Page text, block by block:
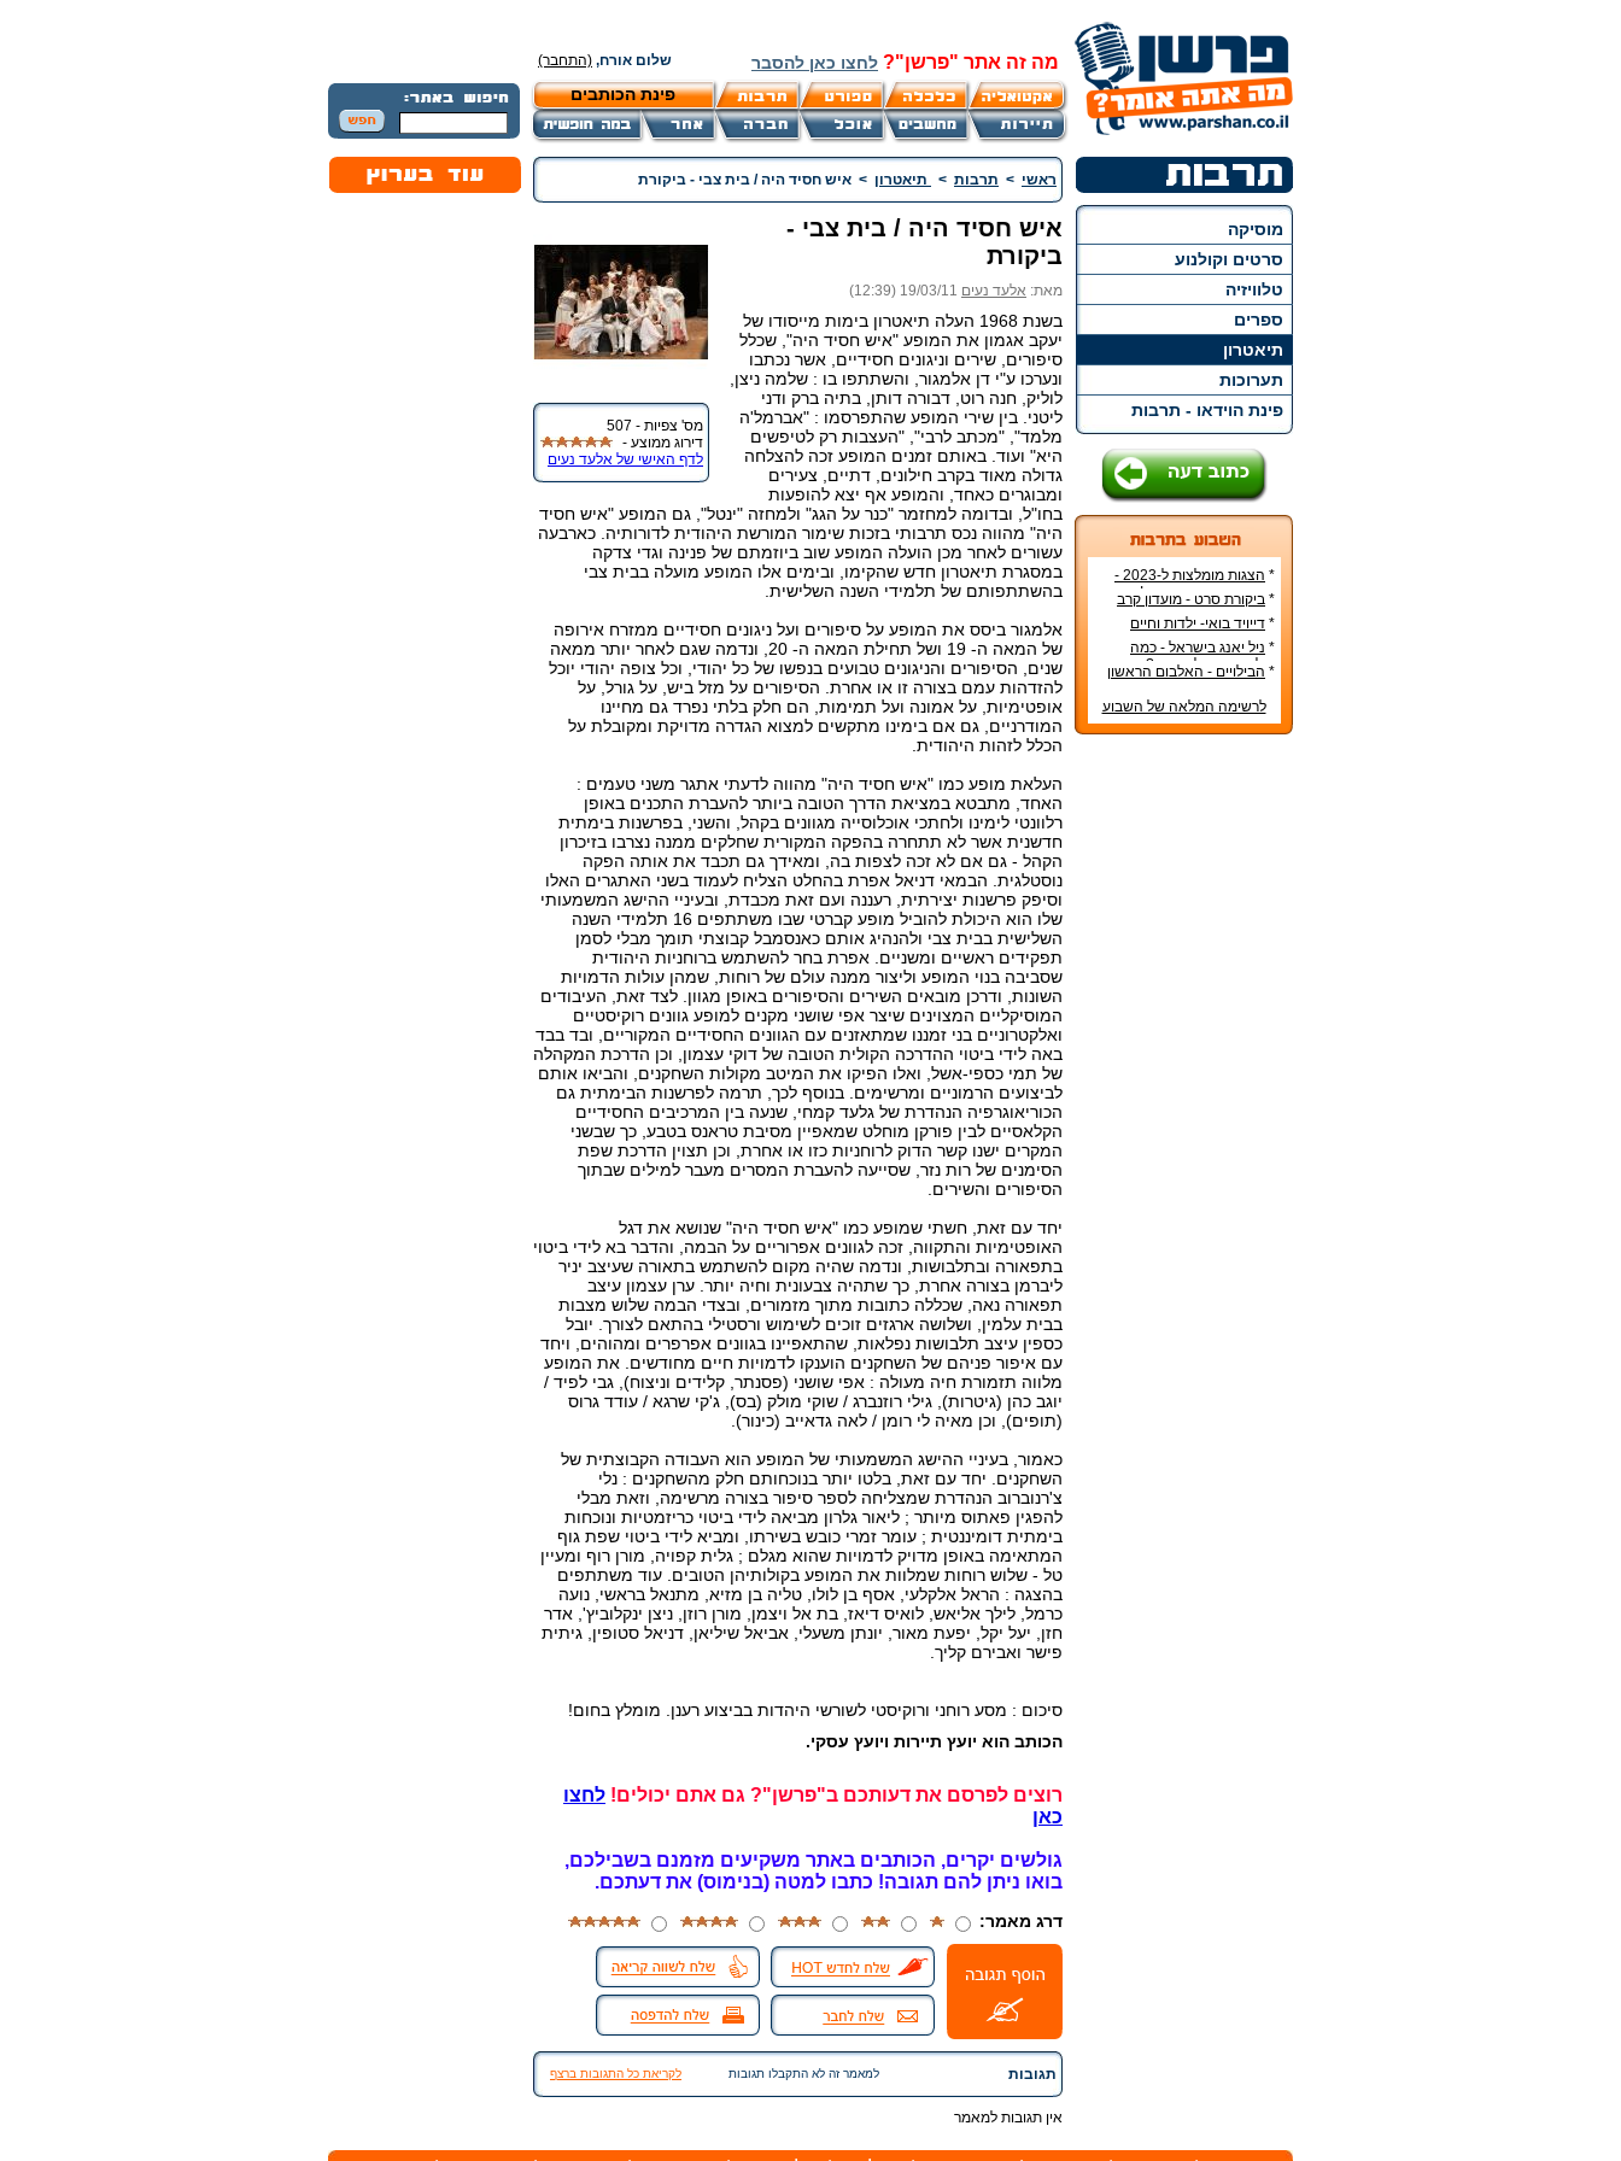
מה זה אתר "פרשן"? לחצו כאן להסבר שלום אורח, (התחבר)
פינת הכותבים
מוסיקה
סרטים וקולנוע
טלוויזיה
ספרים
תיאטרון
תערוכות
פינת הוידאו - תרבות
*
הצגות מומלצות ל-2023 -
הרשימה הטובה ביותר!
* ביקורת סרט - מועדון קרב
* דייויד בואי- ילדות וחיים
אישיים
* ניל יאנג בישראל - כמה
עולה כרטיס להופעה?
* הבילויים - האלבום הראשון
לרשימה המלאה של השבוע
ראשי > תרבות > תיאטרון > איש חסיד היה / בית צבי - ביקורת
מס' צפיות - 507
דירוג ממוצע -
לדף האישי של אלעד נעים
איש חסיד היה / בית צבי -
ביקורת
מאת: אלעד נעים 19/03/11 (12:39)
בשנת 1968 העלה תיאטרון בימות מייסודו של
יעקב אגמון את המופע "איש חסיד היה", שכלל
סיפורים, שירים וניגונים חסידיים, אשר נכתבו
ונערכו ע"י דן אלמגור, והשתתפו בו : שלמה ניצן,
לוליק, חנה רוט, דבורה דותן, בתיה ברק ודני
ליטני. בין שירי המופע שהתפרסמו : "אברמל'ה
מלמד", "מכתב לרבי", "העצבות רק לטיפשים
היא" ועוד. באותם זמנים המופע זכה להצלחה
גדולה מאוד בקרב חילונים, דתיים, צעירים
ומבוגרים כאחד, והמופע אף יצא להופעות
בחו"ל, ובדומה למחזמר "כנר על הגג" ולמחזה "ינטל", גם המופע "איש חסיד
היה" מהווה נכס תרבותי בזכות שימור המורשת היהודית לדורותיה. כארבעה
עשורים לאחר מכן הועלה המופע שוב ביוזמתם של פנינה וגדי צדקה
במסגרת תיאטרון חדש שהקימו, ובימים אלו המופע מועלה בבית צבי
בהשתתפותם של תלמידי השנה השלישית.
אלמגור ביסס את המופע על סיפורים ועל ניגונים חסידיים ממזרח אירופה
של המאה ה- 19 ושל תחילת המאה ה- 20, ונדמה שגם לאחר יותר ממאה
שנים, הסיפורים והניגונים טבועים בנפשו של כל יהודי, וכל צופה יהודי יוכל
להזדהות עמם בצורה זו או אחרת. הסיפורים על מזל ביש, על גורל, על
אופטימיות, על אמונה ועל תמימות, הם חלק בלתי נפרד גם מחיינו
המודרניים, גם אם בימינו מתקשים למצוא הגדרה מדויקת ומקובלת על
הכלל לזהות היהודית.
העלאת מופע כמו "איש חסיד היה" מהווה לדעתי אתגר משני טעמים :
האחד, מתבטא במציאת הדרך הטובה ביותר להעברת התכנים באופן
רלוונטי לימינו ולחתכי אוכלוסייה מגוונים בקהל, והשני, בפרשנות בימתית
חדשנית אשר לא תתחרה בהפקה המקורית שחלקים ממנה נצרבו בזיכרון
הקהל - גם אם לא זכה לצפות בה, ומאידך גם תכבד את אותה הפקה
נוסטלגית. הבמאי דניאל אפרת בהחלט הצליח לעמוד בשני האתגרים האלו
וסיפק פרשנות יצירתית, רעננה ועם זאת מכבדת, ובעיניי ההישג המשמעותי
שלו הוא היכולת להוביל מופע קברטי שבו משתתפים 16 תלמידי השנה
השלישית בבית צבי ולהנהיג אותם כאנסמבל קבוצתי תומך מבלי לסמן
תפקידים ראשיים ומשניים. אפרת בחר להשתמש ברוחניות היהודית
שסביבה בנוי המופע וליצור ממנה עולם של רוחות, שמהן עולות הדמויות
השונות, ודרכן מובאים השירים והסיפורים באופן מגוון. לצד זאת, העיבודים
המוסיקליים המצוינים שיצר אפי שושני מקנים למופע גוונים רוקיסטיים
ואלקטרוניים בני זמננו שמתאזנים עם הגוונים החסידיים המקוריים, ובד בבד
באה לידי ביטוי ההדרכה הקולית הטובה של דוקי עצמון, וכן הדרכת המקהלה
של תמי כספי-אשל, ואלו הפיקו את המיטב מקולות השחקנים, והביאו אותם
לביצועים הרמוניים ומרשימים. בנוסף לכך, תרמה לפרשנות הבימתית גם
הכוריאוגרפיה הנהדרת של גלעד קמחי, שנעה בין המרכיבים החסידיים
הקלאסיים לבין פורקן מוחלט שמאפיין מסיבת טראנס בטבע, כך שבשני
המקרים ישנו קשר הדוק לרוחניות כזו או אחרת, וכן תצוין הדרכת שפת
הסימנים של רות נזר, שסייעה להעברת המסרים מעבר למילים שבתוך
הסיפורים והשירים.
יחד עם זאת, חשתי שמופע כמו "איש חסיד היה" שנושא את דגל
האופטימיות והתקווה, זכה לגוונים אפרוריים על הבמה, והדבר בא לידי ביטוי
בתפאורה ובתלבושות, ונדמה שהיה מקום להשתמש בתאורה שעיצב יניר
ליברמן בצורה אחרת, כך שתהיה צבעונית וחיה יותר. ערן עצמון עיצב
תפאורה נאה, שכללה כתובות מתוך מזמורים, ובצדי הבמה שלוש מצבות
בבית עלמין, ושלושה ארגזים זוכים לשימוש ורסטילי בהתאם לצורך. יובל
כספין עיצב תלבושות נפלאות, שהתאפיינו בגוונים אפרפרים ומהוהים, ויחד
עם איפור פניהם של השחקנים הוענקו לדמויות חיים מחודשים. את המופע
מלווה תזמורת חיה מעולה : אפי שושני (פסנתר, קלידים וניצוח), גבי לפיד /
יוגב כהן (גיטרות), גילי רוזנברג / שוקי מולק (בס), ג'קי שרגא / עודד גרוס
(תופים), וכן מאיה לי רומן / לאה גדאייב (כינור).
כאמור, בעיניי ההישג המשמעותי של המופע הוא העבודה הקבוצתית של
השחקנים. יחד עם זאת, בלטו יותר בנוכחותם חלק מהשחקנים : נלי
צ'רנוברוב הנהדרת שמצליחה לספר סיפור בצורה מרשימה, וזאת מבלי
להפגין פאתוס מיותר ; ליאור גלרון מביאה לידי ביטוי כריזמטיות ונוכחות
בימתית דומיננטית ; עומר זמרי כובש בשירתו, ומביא לידי ביטוי שפת גוף
המתאימה באופן מדויק לדמויות שהוא מגלם ; גלית קפויה, מורן רוף ומעיין
טל - שלוש רוחות שמלוות את המופע בקולותיהן הטובים. עוד משתתפים
בהצגה : הראל אלקלעי, אסף בן לולו, טליה בן מזיא, מתנאל בראשי, נועה
כרמל, לילך אליאש, לואיס דיאז, בת אל ויצמן, מורן רוזן, ניצן ינקלוביץ', אדר
חזן, יעל יקל, יפעת מאור, יונתן משעלי, אביאל שיליאן, דניאל סטופין, גיתית
פישר ואבירם קליך.
סיכום : מסע רוחני ורוקיסטי לשורשי היהדות בביצוע רענן. מומלץ בחום!
הכותב הוא יועץ תיירות ויועץ עסקי.
רוצים לפרסם את דעותכם ב"פרשן"? גם אתם יכולים! לחצו
כאן
גולשים יקרים, הכותבים באתר משקיעים מזמנם בשבילכם,
בואו ניתן להם תגובה! כתבו למטה (בנימוס) את דעתכם.
דרג מאמר:
תגובות למאמר זה לא התקבלו תגובות לקריאת כל התגובות ברצף
אין תגובות למאמר